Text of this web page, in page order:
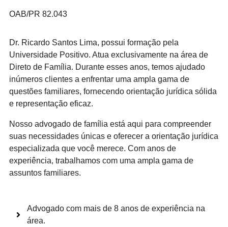
OAB/PR 82.043
Dr. Ricardo Santos Lima, possui formação pela
Universidade Positivo. Atua exclusivamente na área de
Direto de Família. Durante esses anos, temos ajudado
inúmeros clientes a enfrentar uma ampla gama de
questões familiares, fornecendo orientação jurídica sólida
e representação eficaz.
Nosso advogado de família está aqui para compreender
suas necessidades únicas e oferecer a orientação jurídica
especializada que você merece. Com anos de
experiência, trabalhamos com uma ampla gama de
assuntos familiares.
Advogado com mais de 8 anos de experiência na
área.